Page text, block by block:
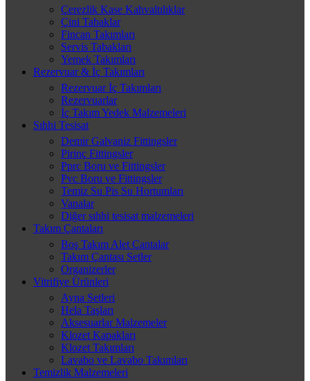
Çerezlik Kase Kahvaltılıklar
Çini Tabaklar
Fincan Takımları
Servis Tabakları
Yemek Takımları
Rezervuar & İç Takımları
Rezervuar İç Takımları
Rezervuarlar
İç Takım Yedek Malzemeleri
Sıhhi Tesisat
Demir Galvaniz Fittingsler
Pirinç Fittingsler
Pprc Boru ve Fittingsler
Pvc Boru ve Fittingsler
Temiz Su Pis Su Hortumları
Vanalar
Diğer sıhhi tesisat malzemeleri
Takım Çantaları
Boş Takım Alet Çantalar
Takım Çantası Setler
Organizerler
Vitrifiye Ürünleri
Ayna Setleri
Hela Taşları
Aksesuarlar Malzemeler
Klozet Kapakları
Klozet Takımları
Lavabo ve Lavabo Takımları
Temizlik Malzemeleri